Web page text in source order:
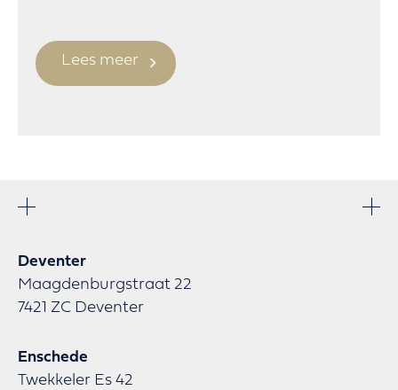
Lees meer
Deventer
Maagdenburgstraat 22
7421 ZC Deventer
Enschede
Twekkeler Es 42